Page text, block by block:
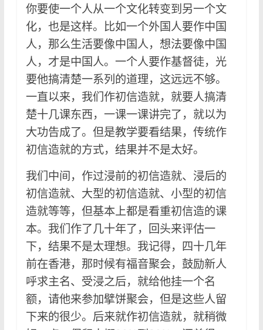
你要使一个人从一个文化转变到另一个文
化，也是这样。比如一个外国人要作中国
人，那么生活要像中国人，想法要像中国
人，才是中国人。一个人要作基督徒，光
要他搞清楚一系列的道理，这远远不够。
一直以来，我们作初信造就，就要人搞清
楚十几课东西，一课一课讲完了，就以为
大功告成了。但是教学要看结果，传统作
初信造就的方式，结果并不是太好。
我们中间，作过浸前的初信造就、浸后的
初信造就、大型的初信造就、小型的初信
造就等等，但基本上都是看重初信造的课
本。我们作了几十年了，回头来评估一
下，结果不是太理想。我记得，四十几年
前在香港，那时候有福音聚会，鼓励新人
呼求主名、受浸之后，就给他挂一个名
额，请他来参加擘饼聚会，但是这些人留
下来的很少。后来就作初信造就，就稍微